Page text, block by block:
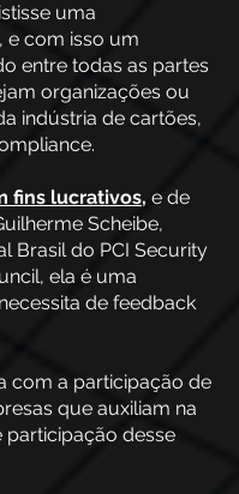
uma
e com isso um
entre todas as partes
organizações ou
indústria de cartões,
fins lucrativos, e de
Scheibe,
Brasil do PCI Security
ela é uma
de feedback
com a participação de
que auxiliam na
participação desse